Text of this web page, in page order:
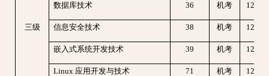
三级
数据库技术 36 机考 120分
信息安全技术 38 机考 120分
嵌入式系统开发技术 39 机考 120分
Linux 应用开发与技术 71 机考 120分